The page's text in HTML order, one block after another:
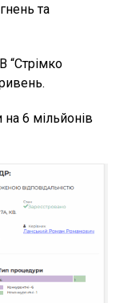
та
“Стрімко
6 мільйонів